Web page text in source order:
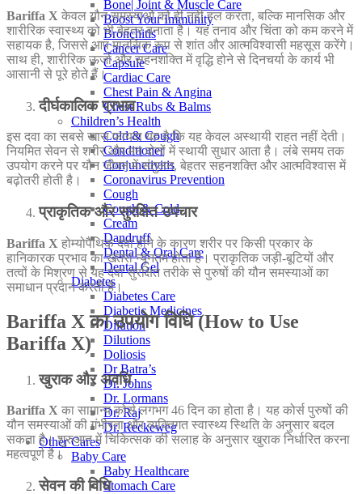
Bone| Joint & Muscle Care
Boost Your Immunity
Bronchitis
Cancer Care
Capsule
Cardiac Care
Chest Pain & Angina
Chest Rubs & Balms
Children’s Health
Cold & Cough
Conditioner
Conjunctivitis
Coronavirus Prevention
Cough
Cough & Cold
Cream
Dandruff
Dental & Oral Care
Dental Gel
Diabetes
Diabetes Care
Diabetic Medicines
Dilution
Dilutions
Doliosis
Dr Batra’s
Dr. Johns
Dr. Lormans
Dr. Raj
Dr. Reckeweg
Other Cares
Baby Care
Baby Healthcare
Stomach Care
Bariffa X केवल यौन समस्याओं को ही नहीं हल करता, बल्कि मानसिक और
शारीरिक स्वास्थ्य को भी बेहतर बनाता है। यह तनाव और चिंता को कम करने में
सहायक है, जिससे आप मानसिक रूप से शांत और आत्मविश्वासी महसूस करेंगे।
साथ ही, शारीरिक ऊर्जा और सहनशक्ति में वृद्धि होने से दिनचर्या के कार्य भी
आसानी से पूरे होते हैं।
दीर्घकालिक प्रभाव
इस दवा का सबसे खास फायदा यह है कि यह केवल अस्थायी राहत नहीं देती।
नियमित सेवन से शरीर और मन दोनों में स्थायी सुधार आता है। लंबे समय तक
उपयोग करने पर यौन जीवन में संतुलन, बेहतर सहनशक्ति और आत्मविश्वास में
बढ़ोतरी होती है।
प्राकृतिक और सुरक्षित उपचार
Bariffa X होम्योपैथिक दवा होने के कारण शरीर पर किसी प्रकार के
हानिकारक प्रभाव का खतरा न्यूनतम होता है। प्राकृतिक जड़ी-बूटियों और
तत्वों के मिश्रण से यह दवा सुरक्षित तरीके से पुरुषों की यौन समस्याओं का
समाधान प्रदान करती है।
Bariffa X का उपयोग विधि (How to Use
Bariffa X)
खुराक और अवधि
Bariffa X का सामान्य कोर्स लगभग 46 दिन का होता है। यह कोर्स पुरुषों की
यौन समस्याओं की गंभीरता और व्यक्तिगत स्वास्थ्य स्थिति के अनुसार बदल
सकता है। शुरुआत में चिकित्सक की सलाह के अनुसार खुराक निर्धारित करना
महत्वपूर्ण है।
सेवन की विधि